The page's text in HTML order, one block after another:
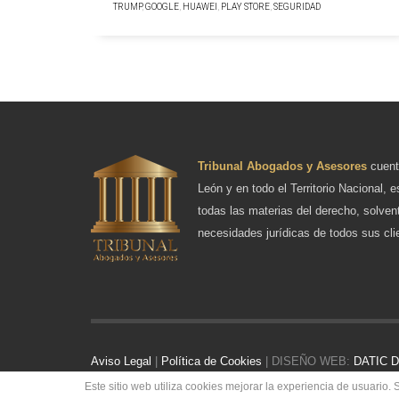
TRUMP,GOOGLE, HUAWEI , PLAY STORE,SEGURIDAD
Tribunal Abogados y Asesores
León y en todo el Territorio Nacional,
todas las materias del derecho,
necesidades jurídicas de todos sus
Aviso Legal Política de Cookies | DISEÑO WEB: DATIC
Este sitio web utiliza cookies mejorar la experiencia de